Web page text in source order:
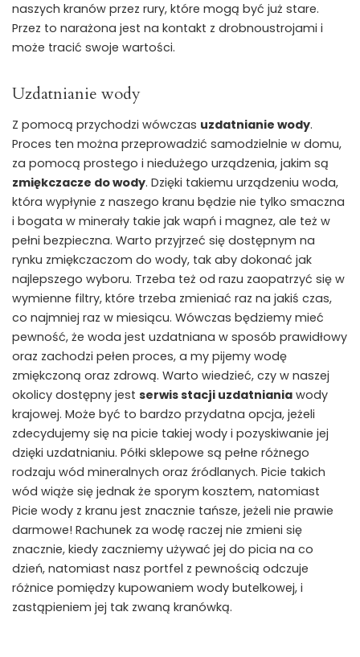
naszych kranów przez rury, które mogą być już stare.
Przez to narażona jest na kontakt z drobnoustrojami i
może tracić swoje wartości.
Uzdatnianie wody
Z pomocą przychodzi wówczas uzdatnianie wody.
Proces ten można przeprowadzić samodzielnie w domu,
za pomocą prostego i niedużego urządzenia, jakim są
zmiękczacze do wody. Dzięki takiemu urządzeniu woda,
która wypłynie z naszego kranu będzie nie tylko smaczna
i bogata w minerały takie jak wapń i magnez, ale też w
pełni bezpieczna. Warto przyjrzeć się dostępnym na
rynku zmiękczaczom do wody, tak aby dokonać jak
najlepszego wyboru. Trzeba też od razu zaopatrzyć się w
wymienne filtry, które trzeba zmieniać raz na jakiś czas,
co najmniej raz w miesiącu. Wówczas będziemy mieć
pewność, że woda jest uzdatniana w sposób prawidłowy
oraz zachodzi pełen proces, a my pijemy wodę
zmiękczoną oraz zdrową. Warto wiedzieć, czy w naszej
okolicy dostępny jest serwis stacji uzdatniania wody
krajowej. Może być to bardzo przydatna opcja, jeżeli
zdecydujemy się na picie takiej wody i pozyskiwanie jej
dzięki uzdatnianiu. Półki sklepowe są pełne różnego
rodzaju wód mineralnych oraz źródlanych. Picie takich
wód wiąże się jednak że sporym kosztem, natomiast
Picie wody z kranu jest znacznie tańsze, jeżeli nie prawie
darmowe! Rachunek za wodę raczej nie zmieni się
znacznie, kiedy zaczniemy używać jej do picia na co
dzień, natomiast nasz portfel z pewnością odczuje
różnice pomiędzy kupowaniem wody butelkowej, i
zastąpieniem jej tak zwaną kranówką.